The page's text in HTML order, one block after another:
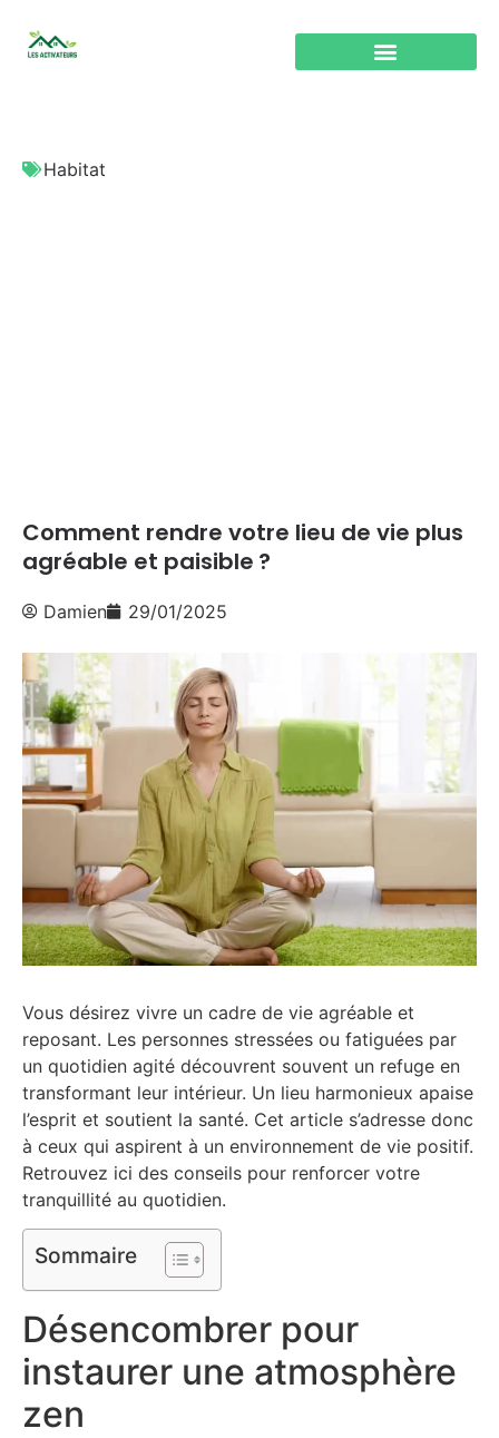
Habitat
Comment rendre votre lieu de vie plus
agréable et paisible ?
Damien 29/01/2025
Vous désirez vivre un cadre de vie agréable et
reposant. Les personnes stressées ou fatiguées par
un quotidien agité découvrent souvent un refuge en
transformant leur intérieur. Un lieu harmonieux apaise
l’esprit et soutient la santé. Cet article s’adresse donc
à ceux qui aspirent à un environnement de vie positif.
Retrouvez ici des conseils pour renforcer votre
tranquillité au quotidien.
Sommaire
Désencombrer pour
instaurer une atmosphère
zen